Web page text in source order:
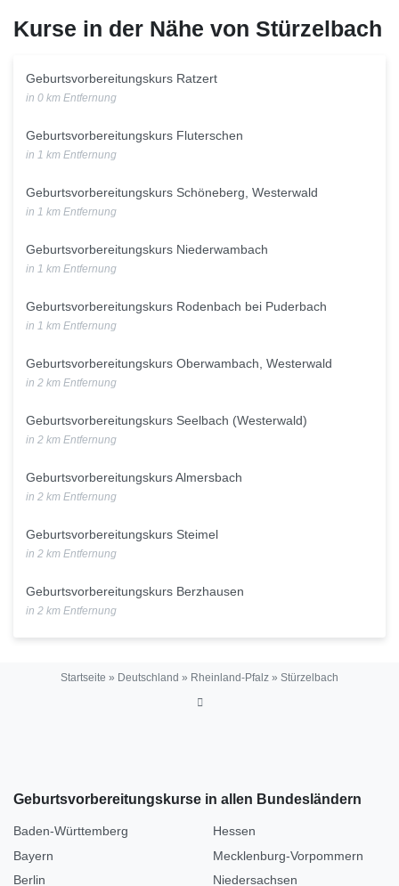
Kurse in der Nähe von Stürzelbach
Geburtsvorbereitungskurs Ratzert
in 0 km Entfernung
Geburtsvorbereitungskurs Fluterschen
in 1 km Entfernung
Geburtsvorbereitungskurs Schöneberg, Westerwald
in 1 km Entfernung
Geburtsvorbereitungskurs Niederwambach
in 1 km Entfernung
Geburtsvorbereitungskurs Rodenbach bei Puderbach
in 1 km Entfernung
Geburtsvorbereitungskurs Oberwambach, Westerwald
in 2 km Entfernung
Geburtsvorbereitungskurs Seelbach (Westerwald)
in 2 km Entfernung
Geburtsvorbereitungskurs Almersbach
in 2 km Entfernung
Geburtsvorbereitungskurs Steimel
in 2 km Entfernung
Geburtsvorbereitungskurs Berzhausen
in 2 km Entfernung
Startseite » Deutschland » Rheinland-Pfalz » Stürzelbach
Geburtsvorbereitungskurse in allen Bundesländern
Baden-Württemberg
Bayern
Berlin
Hessen
Mecklenburg-Vorpommern
Niedersachsen